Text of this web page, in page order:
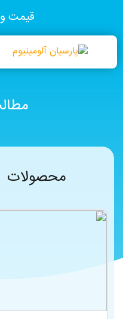
قیمت
محصولات